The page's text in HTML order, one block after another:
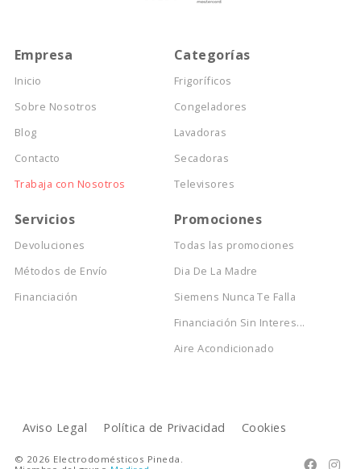
Empresa
Inicio
Sobre Nosotros
Blog
Contacto
Trabaja con Nosotros
Categorías
Frigoríficos
Congeladores
Lavadoras
Secadoras
Televisores
Servicios
Devoluciones
Métodos de Envío
Financiación
Promociones
Todas las promociones
Dia De La Madre
Siemens Nunca Te Falla
Financiación Sin Interes...
Aire Acondicionado
Aviso Legal Política de Privacidad Cookies
 
© 2026 Electrodomésticos Pineda.